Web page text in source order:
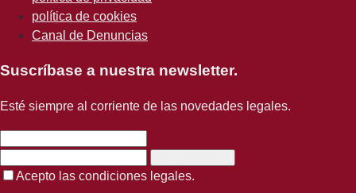
política de cookies
Canal de Denuncias
Suscríbase a nuestra newsletter.
Esté siempre al corriente de las novedades legales.
Acepto las condiciones legales.